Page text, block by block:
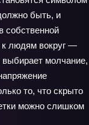
быть, и
собственной
к людям вокруг —
молчание,
то, что скрыто
можно слишком